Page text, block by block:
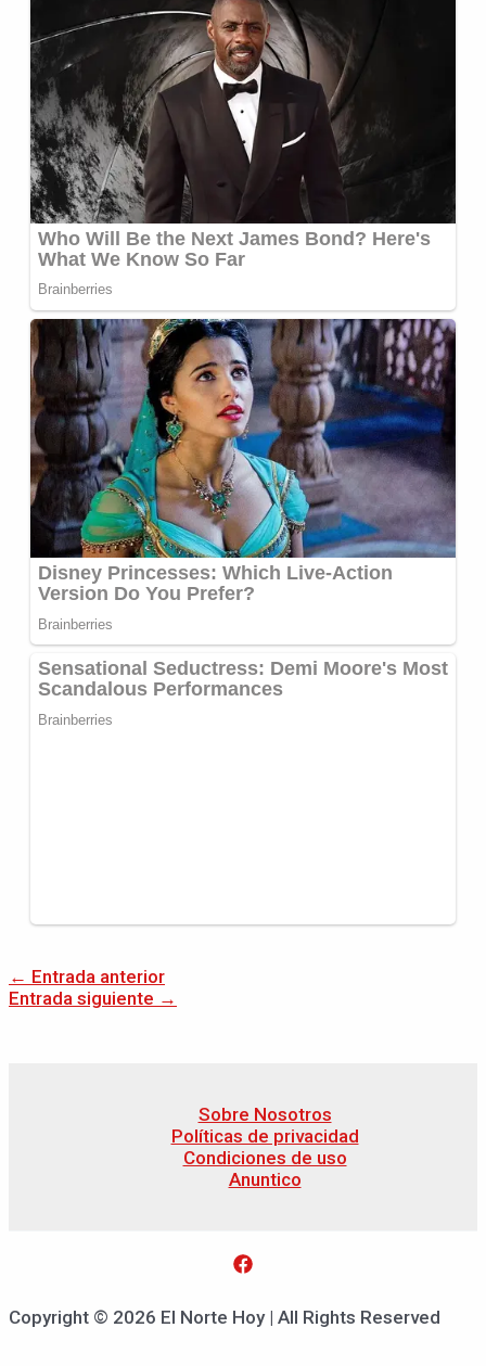
← Entrada anterior
Entrada siguiente →
Sobre Nosotros
Políticas de privacidad
Condiciones de uso
Anuntico
Copyright © 2026 El Norte Hoy | All Rights Reserved